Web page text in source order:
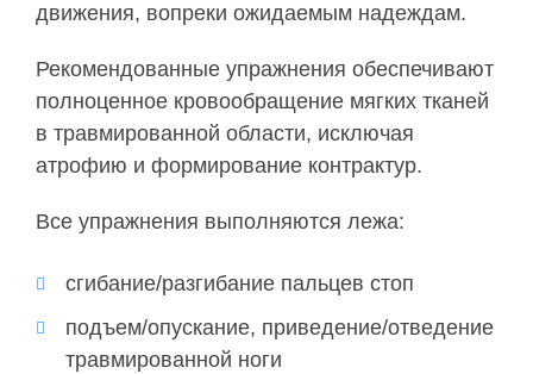
движения, вопреки ожидаемым надеждам.
Рекомендованные упражнения обеспечивают
полноценное кровообращение мягких тканей
в травмированной области, исключая
атрофию и формирование контрактур.
Все упражнения выполняются лежа:
сгибание/разгибание пальцев стоп
подъем/опускание, приведение/отведение
травмированной ноги